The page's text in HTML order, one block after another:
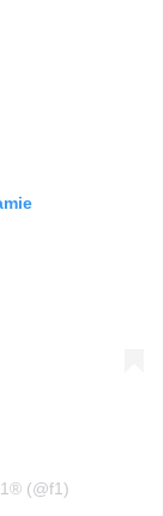
(@f1)